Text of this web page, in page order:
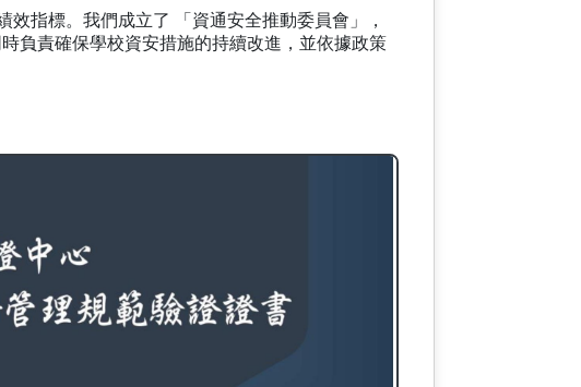
指標。我們成立了 「資通安全推動委員會」，
負責確保學校資安措施的持續改進，並依據政策